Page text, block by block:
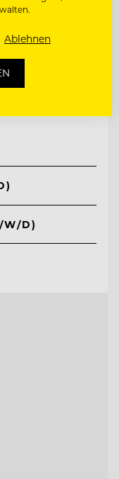
W/D)
Ablehnen